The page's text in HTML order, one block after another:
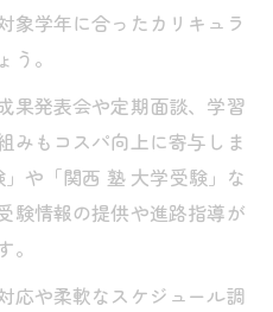
象学年に合ったカリキュラ
。
果発表会や定期面談、学習
みもコスパ向上に寄与しま
や「関西 塾 大学受験」な
験情報の提供や進路指導が
応や柔軟なスケジュール調